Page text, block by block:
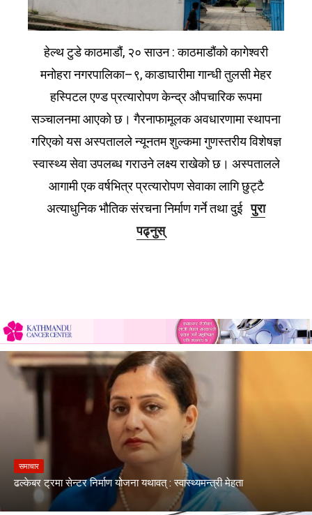
हेल्थ टुडे काठमाडौं, २० साउन : काठमाडौंको कागेश्वरी
मनोहरा नगरपालिका–९, काडाघारीमा गान्धी तुलसी मेहर
हस्पिटल एण्ड प्रत्यारोपण केन्द्र औपचारिक रूपमा
सञ्चालनमा आएको छ। गैरनाफामूलक अवधारणामा स्थापना
गरिएको यस अस्पतालले न्यूनतम शुल्कमा गुणस्तरीय विशेषज्ञ
स्वास्थ्य सेवा उपलब्ध गराउने लक्ष्य राखेको छ। अस्पतालले
आगामी एक वर्षभित्र प्रत्यारोपण सेवाका लागि छुट्टै
अत्याधुनिक भौतिक संरचना निर्माण गर्ने तथा दुईपुरा
पढ्नुस्
समाचार
ढल्केबर ट्रमा सेन्टर निर्माण योजना यथावत् : स्वास्थ्यमन्त्री मेहता